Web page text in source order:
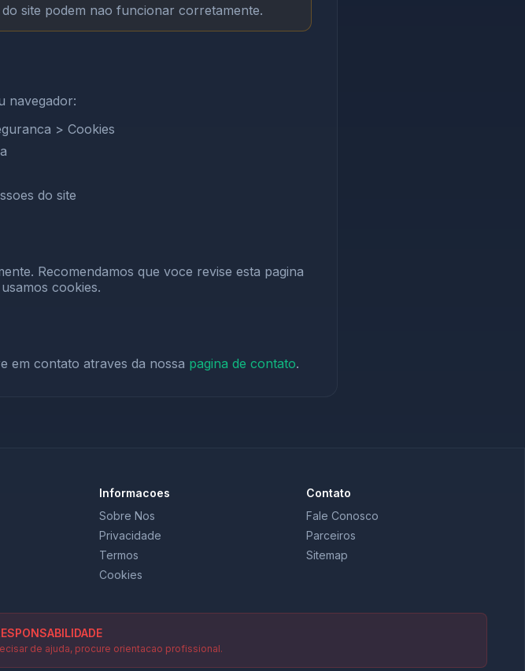
site podem nao funcionar corretamente.
navegador:
> Cookies
do site
Recomendamos que voce revise esta pagina
cookies.
em contato atraves da nossa pagina de contato.
Informacoes
Sobre Nos
Privacidade
Termos
Cookies
Contato
Fale Conosco
Parceiros
Sitemap
de ajuda, procure orientacao profissional.